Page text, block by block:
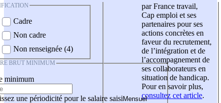
Cadre
Non cadre
Non renseignée (4)
BRUT MINIMUM
minimum
une périodicité pour le salaire saisi
par France travail,
Cap emploi et ses
partenaires pour ses
actions concrètes en
faveur du recrutement,
de l’intégration et de
l’accompagnement de
ses collaborateurs en
situation de handicap.
Pour en savoir plus,
consultez cet article.